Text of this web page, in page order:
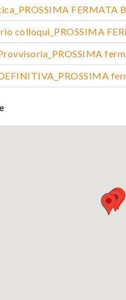
FERMATA
colloqui_PROSSIMA